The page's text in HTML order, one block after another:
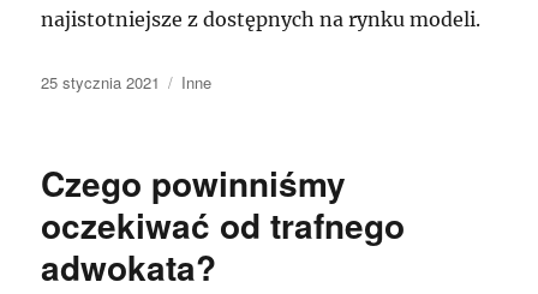
najistotniejsze z dostępnych na rynku modeli.
Data
25 stycznia 2021 Kategorie
Inne
Czego powinniśmy
oczekiwać od trafnego
adwokata?